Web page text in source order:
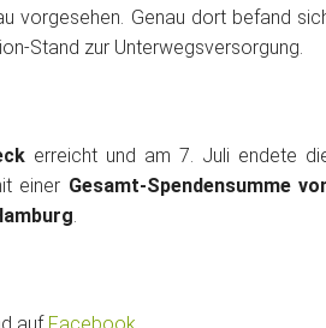
vorgesehen. Genau dort befand
Stand zur Unterwegsversorgung.
erreicht und am 7. Juli endete
einer Gesamt-Spendensumme